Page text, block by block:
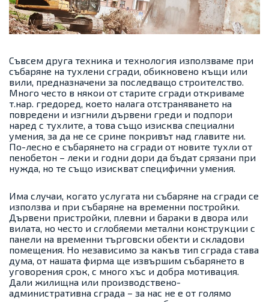
Съвсем друга техника и технология използваме при
събаряне на тухлени сгради, обикновено къщи или
вили, предназначени за последващо строителство.
Много често в някои от старите сгради откриваме
т.нар. гредоред, което налага отстраняването на
повредени и изгнили дървени греди и подпори
наред с тухлите, а това също изисква специални
умения, за да не се срине покривът над главите ни.
По-лесно е събарянето на сгради от новите тухли от
пенобетон – леки и годни дори да бъдат срязани при
нужда, но те също изискват специфични умения.
Има случаи, когато услугата ни събаряне на сгради се
използва и при събаряне на временни постройки.
Дървени пристройки, плевни и бараки в двора или
вилата, но често и сглобяеми метални конструкции с
панели на временни търговски обекти и складови
помещения. Но независимо за какъв тип сграда става
дума, от нашата фирма ще извършим събарянето в
уговорения срок, с много хъс и добра мотивация.
Дали жилищна или производствено-
административна сграда – за нас не е от голямо